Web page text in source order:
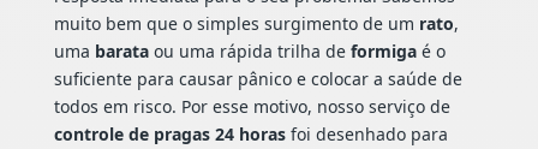
muito bem que o simples surgimento de um rato,
uma barataou uma rápida trilha de formigaé o
suficiente para causar pânico e colocar a saúde de
todos em risco. Por esse motivo, nosso serviço de
controle de pragas 24 horasfoi desenhado para